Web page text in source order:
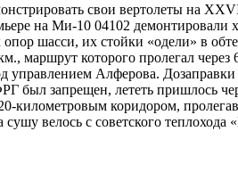
свои вертолеты на
на Ми-10 04102 демонтировали
шасси, их стойки «одели» в
маршрут которого пролегал
Алферова.
был запрещен, лететь пришлось
километровым коридором,
велось с советского теплохода